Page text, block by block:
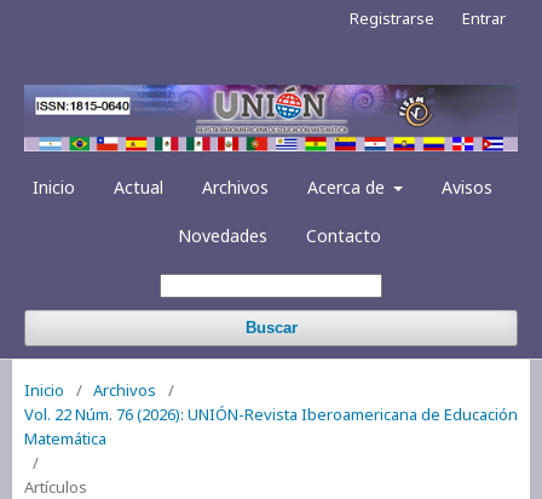
Inicio Actual Archivos Acerca de Avisos
Novedades Contacto
Buscar
Registrarse Entrar
Inicio / Archivos
/
Vol. 22 Núm. 76 (2026): UNIÓN-Revista Iberoamericana de Educación
Matemática
/
Artículos